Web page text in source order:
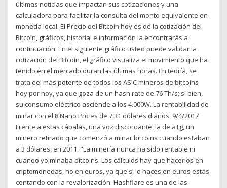
últimas noticias que impactan sus cotizaciones y una
calculadora para facilitar la consulta del monto equivalente en
moneda local. El Precio del Bitcoin hoy es de la cotización del
Bitcoin, gráficos, historial e información la encontrarás a
continuación. En el siguiente gráfico usted puede validar la
cotización del Bitcoin, el gráfico visualiza el movimiento que ha
tenido en el mercado duran las últimas horas. En teoría, se
trata del más potente de todos los ASIC mineros de bitcoins
hoy por hoy, ya que goza de un hash rate de 76 Th/s; si bien,
su consumo eléctrico asciende a los 4.000W. La rentabilidad de
minar con el 8 Nano Pro es de 7,31 dólares diarios. 9/4/2017 ·
Frente a estas cábalas, una voz discordante, la de aTg, un
minero retirado que comenzó a minar bitcoins cuando estaban
a 3 dólares, en 2011. "La minería nunca ha sido rentable ni
cuando yo minaba bitcoins. Los cálculos hay que hacerlos en
criptomonedas, no en euros, ya que si lo haces en euros estás
contando con la revalorización. Hashflare es una de las